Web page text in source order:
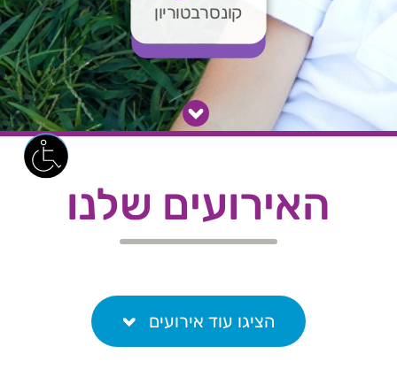
קונסרבטוריון
האירועים שלנו
הציגו עוד אירועים